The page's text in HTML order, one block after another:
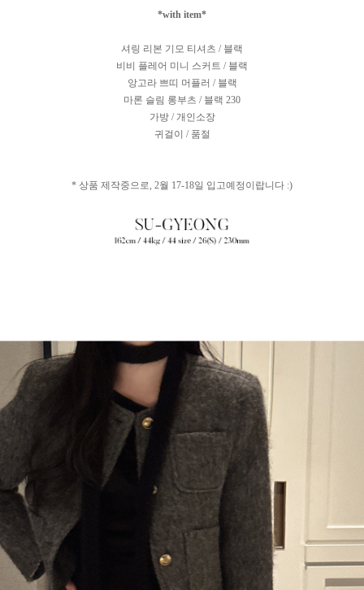
*with item*
셔링 리본 기모 티셔츠 / 블랙
비비 플레어 미니 스커트 / 블랙
앙고라 쁘띠 머플러 / 블랙
마론 슬림 롱부츠 / 블랙 230
가방 / 개인소장
귀걸이 / 품절
* 상품 제작중으로, 2월 17-18일 입고예정이랍니다 :)